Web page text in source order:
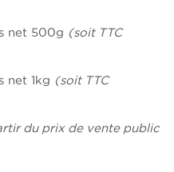
net 500g (soit TTC
net 1kg (soit TTC
du prix de vente public